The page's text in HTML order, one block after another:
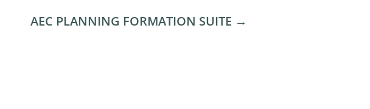
AEC PLANNING FORMATION SUITE →